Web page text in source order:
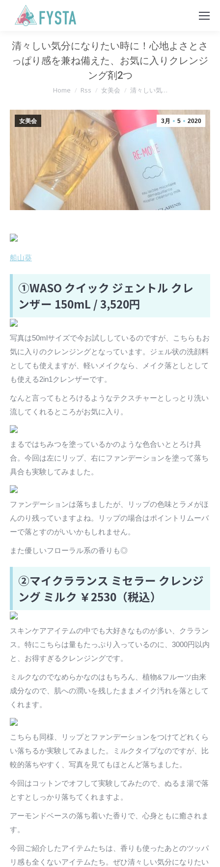
清々しい気分になりたい時に！心地よさとさ
っぱり感を兼ね備えた、お気に入りクレンジ
ング剤2つ
You are here:
Home Rss 女美会 清々しい気…
3月 5 2020
女美会
船山葵
①WASO クイック ジェントル クレ
ンザー 150mL / 3,520円
写真は50mlサイズで今お試ししているのですが、こちらもお
気に入りのクレンジングとなっています。ジェル状の洗顔料
としても使えますが、軽いメイクなら、メイク落としとして
も使える2in1クレンザーです。
なんと言ってもとろけるようなテクスチャーとしっとり洗い
流してくれるところがお気に入り。
まるではちみつを塗っているかのような色合いととろけ具
合。今回は左にリップ、右にファンデーションを塗って落ち
具合も実験してみました。
ファンデーションは落ちましたが、リップの色味とラメがほ
んのり残っていますよね。リップの場合はポイントリムーバ
ーで落とすのがいいかもしれません。
また優しいフローラル系の香りも◎
②マイクラランス ミセラー クレンジ
ング ミルク ￥2530（税込）
スキンケアアイテムの中でも大好きなものが多い、クララン
ス。特にこちらは量もたっぷり入っているのに、3000円以内
と、お得すぎるクレンジングです。
ミルクなのでなめらかなのはもちろん、植物&フルーツ由来
成分なので、肌への潤いを残したままメイク汚れを落として
くれます。
こちらも同様、リップとファンデーションをつけてどれくら
い落ちるか実験してみました。ミルクタイプなのですが、比
較的落ちやすく、写真を見てもほとんど落ちました。
今回はコットンでオフして実験してみたので、ぬるま湯で落
とすとしっかり落ちてくれますよ。
アーモンドベースの落ち着いた香りで、心身ともに癒されま
す。
今回ご紹介したアイテムたちは、香りも使ったあとのツッパ
リ感も全くないアイテムたち。ぜひ清々しい気分になりたい